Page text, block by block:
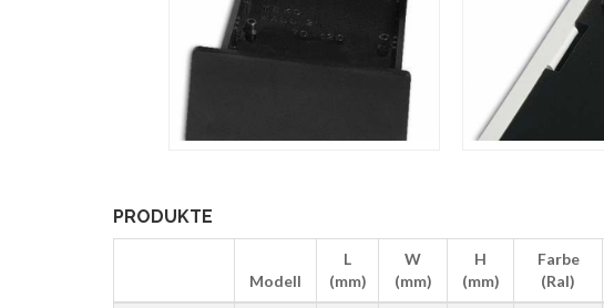
PRODUKTE
Modell
L
(mm)
W
(mm)
H
(mm)
Farbe
(Ral)